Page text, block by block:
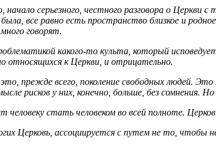
серьезного, честного разговора о Церкви
все равно есть пространство близкое и
говорят.
какого-то культа, который
относящихся к Церкви, и отрицательно.
прежде всего, поколение свободных людей.
рисков у них, конечно, больше, без
человеку стать человеком во всей полноте.
Церковь, ассоциируется с путем не то, чтобы